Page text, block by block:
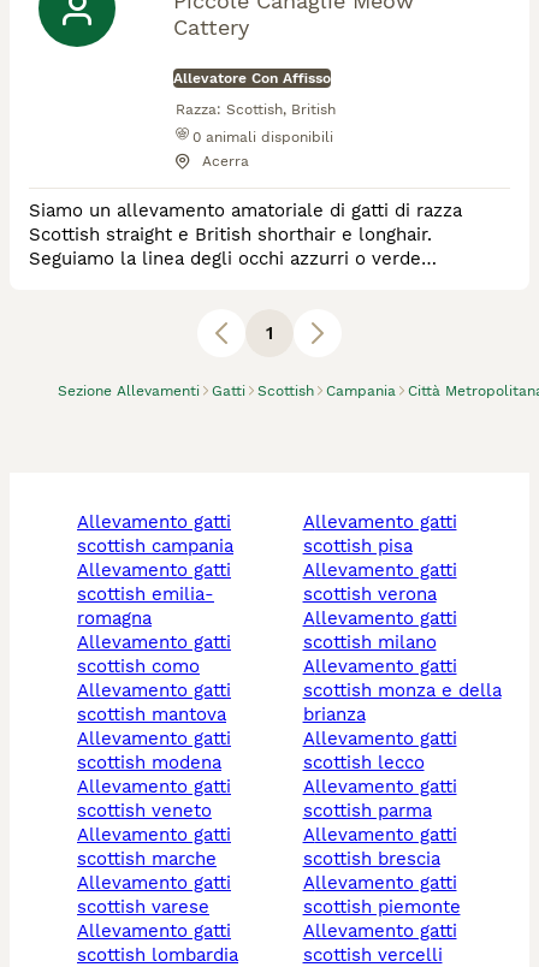
Sezione Allevamenti Gatti Scottish Campania Città
Cattery
Allevatore Con Affisso
Razza: Scottish, British
0 animali disponibili
Acerra
Siamo un allevamento amatoriale di gatti di razza
Scottish straight e British shorthair e longhair.
Seguiamo la linea degli occhi azzurri o verde
1
allevamento gatti
scottish campania
allevamento gatti
scottish emilia-
romagna
allevamento gatti
scottish como
allevamento gatti
scottish mantova
allevamento gatti
scottish modena
allevamento gatti
scottish veneto
allevamento gatti
scottish marche
allevamento gatti
scottish varese
allevamento gatti
scottish lombardia
allevamento gatti
scottish pisa
allevamento gatti
scottish verona
allevamento gatti
scottish milano
allevamento gatti
scottish monza e della
brianza
allevamento gatti
scottish lecco
allevamento gatti
scottish parma
allevamento gatti
scottish brescia
allevamento gatti
scottish piemonte
allevamento gatti
scottish vercelli